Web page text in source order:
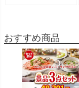
おすすめ商品